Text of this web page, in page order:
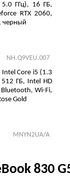
ГГц), 16 ГБ,
RTX 2060,
черный
NH.Q9VEU.007
Core i5 (1.3
512 ГБ, Intel HD
Wi-Fi,
Gold
MNYN2UA/A
830